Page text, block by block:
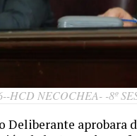
HCD NECOCHEA- -8º
Deliberante aprobara